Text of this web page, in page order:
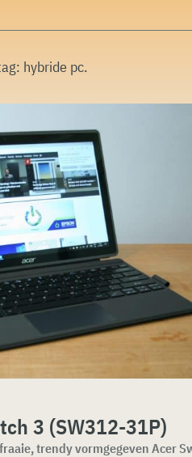
hybride pc.
3 (SW312-31P)
trendy vormgegeven Acer